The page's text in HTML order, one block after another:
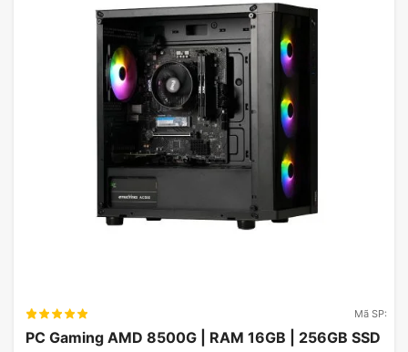
Bộ tản nhiệt nước Asus ROG Ryujin III 360
360 ARGB Extreme được sử dụng giúp máy luôn
hoạt động trong trạng thái mát nhất, qua đó CPU
Mã SP:
PC Gaming AMD 8500G | RAM 16GB | 256GB SSD